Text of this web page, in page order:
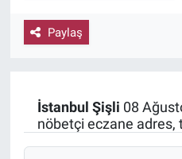
Paylaş
İstanbul Şişli 08
nöbetçi eczane adres,